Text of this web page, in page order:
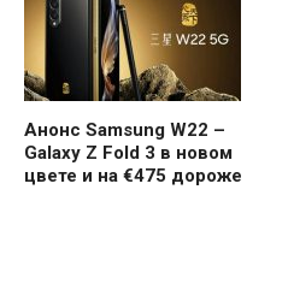
Анонс Samsung W22 –
Galaxy Z Fold 3 в новом
цвете и на €475 дороже